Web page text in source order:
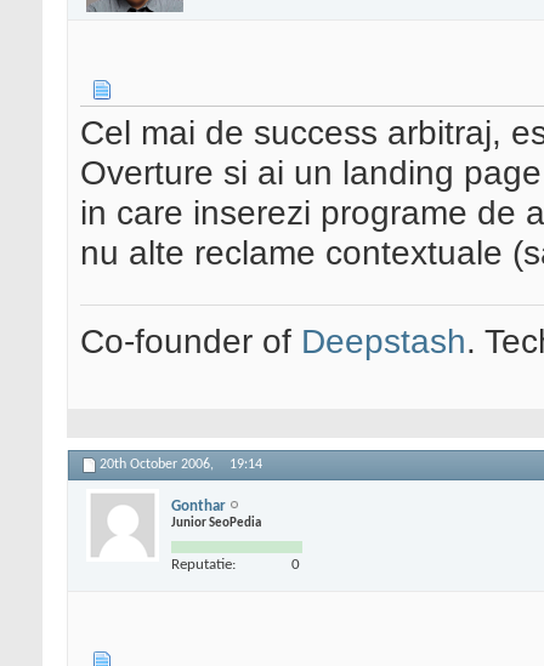
Cel mai de success arbitraj,
Overture si ai un landing
in care inserezi programe de
nu alte reclame contextuale
Co-founder of Deepstash.
20th October 2006, 19:14
Gonthar
Junior SeoPedia
Reputatie: 0